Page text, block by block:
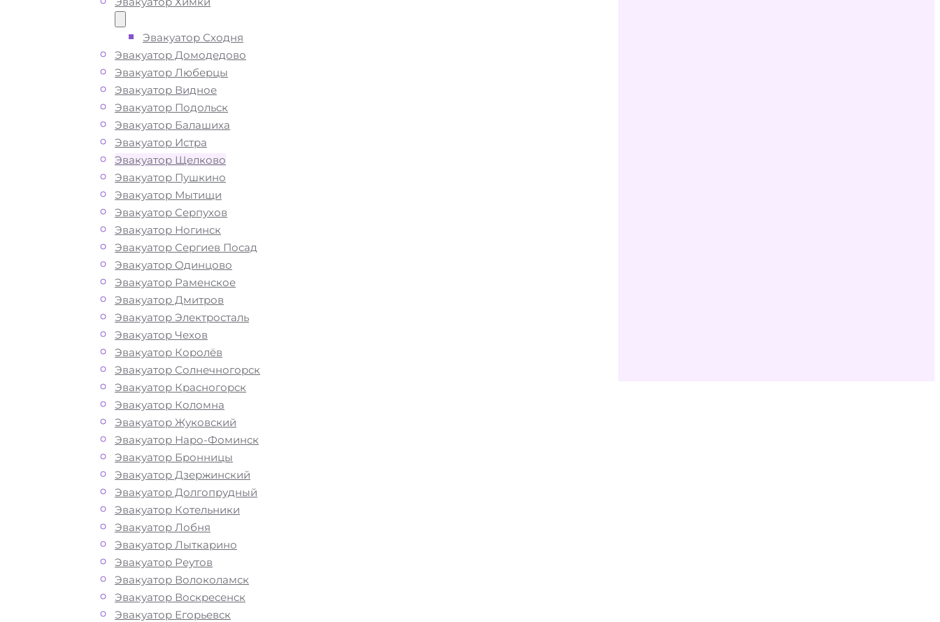
Эвакуатор Сходня
Эвакуатор Домодедово
Эвакуатор Люберцы
Эвакуатор Видное
Эвакуатор Подольск
Эвакуатор Балашиха
Эвакуатор Истра
Эвакуатор Щелково
Эвакуатор Пушкино
Эвакуатор Мытищи
Эвакуатор Серпухов
Эвакуатор Ногинск
Эвакуатор Сергиев Посад
Эвакуатор Одинцово
Эвакуатор Раменское
Эвакуатор Дмитров
Эвакуатор Электросталь
Эвакуатор Чехов
Эвакуатор Королёв
Эвакуатор Солнечногорск
Эвакуатор Красногорск
Эвакуатор Коломна
Эвакуатор Жуковский
Эвакуатор Наро-Фоминск
Эвакуатор Бронницы
Эвакуатор Дзержинский
Эвакуатор Долгопрудный
Эвакуатор Котельники
Эвакуатор Лобня
Эвакуатор Лыткарино
Эвакуатор Реутов
Эвакуатор Волоколамск
Эвакуатор Воскресенск
Эвакуатор Егорьевск
Как перевезти
авто в Щёлково?